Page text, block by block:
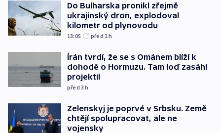
Do Bulharska pronikl zřejmě
ukrajinský dron, explodoval
kilometr od plynovodu
13:05 před 1h
Írán tvrdí, že se s Ománem blíží k
dohodě o Hormuzu. Tam loď zasáhl
projektil
před 3h
Zelenskyj je poprvé v Srbsku. Země
chtějí spolupracovat, ale ne
vojensky